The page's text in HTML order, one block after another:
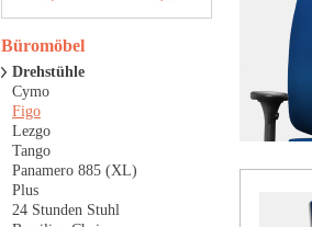
Büromöbel
Drehstühle
Cymo
Figo
Lezgo
Tango
Panamero 885 (XL)
Plus
24 Stunden Stuhl